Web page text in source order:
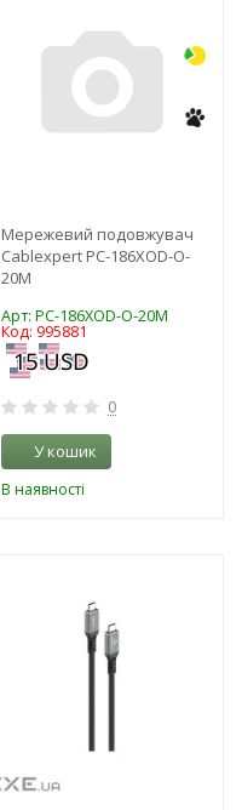
Мережевий подовжувач
Cablexpert PC-186XOD-O-
20M
Арт: PC-186XOD-O-20M
Код: 995881
0
У кошик
В наявності